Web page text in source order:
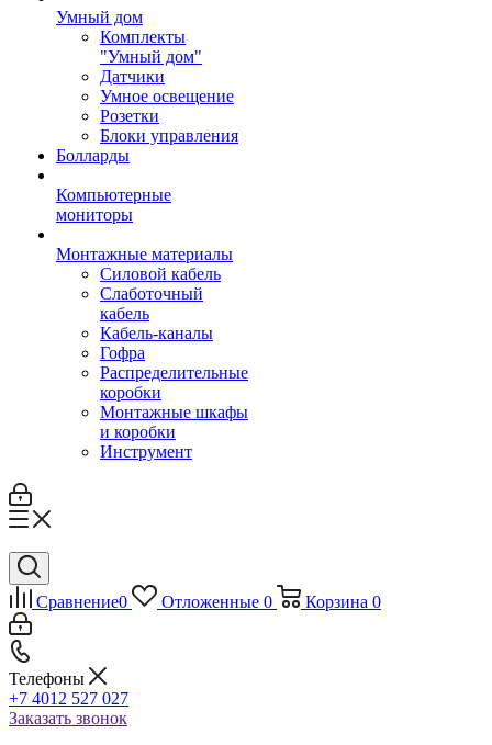
Умный дом
Комплекты
"Умный дом"
Датчики
Умное освещение
Розетки
Блоки управления
Болларды
Компьютерные
мониторы
Монтажные материалы
Силовой кабель
Слаботочный
кабель
Кабель-каналы
Гофра
Распределительные
коробки
Монтажные шкафы
и коробки
Инструмент
Сравнение0 Отложенные 0 Корзина 0
Телефоны
+7 4012 527 027
Заказать звонок